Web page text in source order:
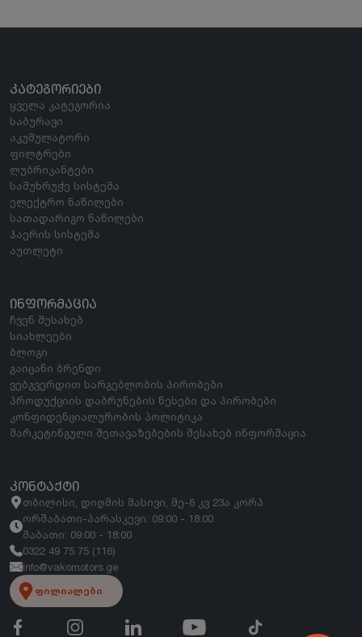
ᲙᲐᲢᲔᲒᲝᲠᲘᲔᲑᲘ
ყველა კატეგორია
საბურავი
აკუმულატორი
ფილტრები
ლუბრიკანტები
სამუხრუჭე სისტემა
ელექტრო ნაწილები
სათადარიგო ნაწილები
ჰაერის სისტემა
აუთლეტი
ᲘᲜᲤᲝᲠᲛᲐᲪᲘᲐ
ჩვენ შესახებ
სიახლეები
ბლოგი
გაიცანი ბრენდი
ვებგვერდით სარგებლობის პირობები
პროდუქციის დაბრუნების წესები და პირობები
კონფიდენციალურობის პოლიტიკა
მარკეტინგული შეთავაზებების შესახებ ინფორმაცია
ᲙᲝᲜᲢᲐᲥᲢᲘ
თბილისი, დიღმის მასივი, მე-6 კვ 23ა კორპ
ორშაბათი-პარასკევი: 09:00 - 18:00
შაბათი: 09:00 - 18:00
0322 49 75 75 (116)
info@vakomotors.ge
ფილიალები